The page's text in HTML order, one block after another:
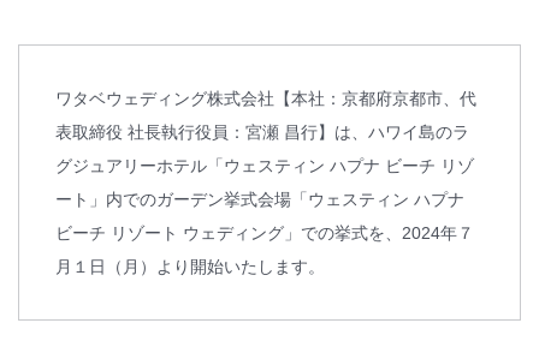
採用情報
ワタベウェディング株式会社【本社：京都府京都市、代
表取締役 社長執行役員：宮瀬 昌行】は、ハワイ島のラ
グジュアリーホテル「ウェスティン ハプナ ビーチ リゾ
ート」内でのガーデン挙式会場「ウェスティン ハプナ
ビーチ リゾート ウェディング」での挙式を、2024年７
月１日（月）より開始いたします。